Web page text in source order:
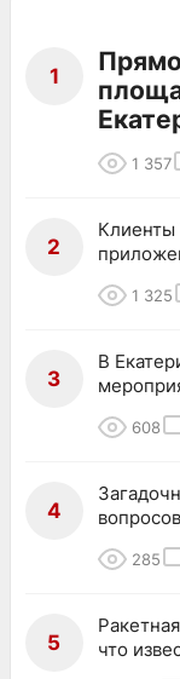
1
1 357
2
Клиенты
1 325
3
В
608
4
вопросов
285
5
что